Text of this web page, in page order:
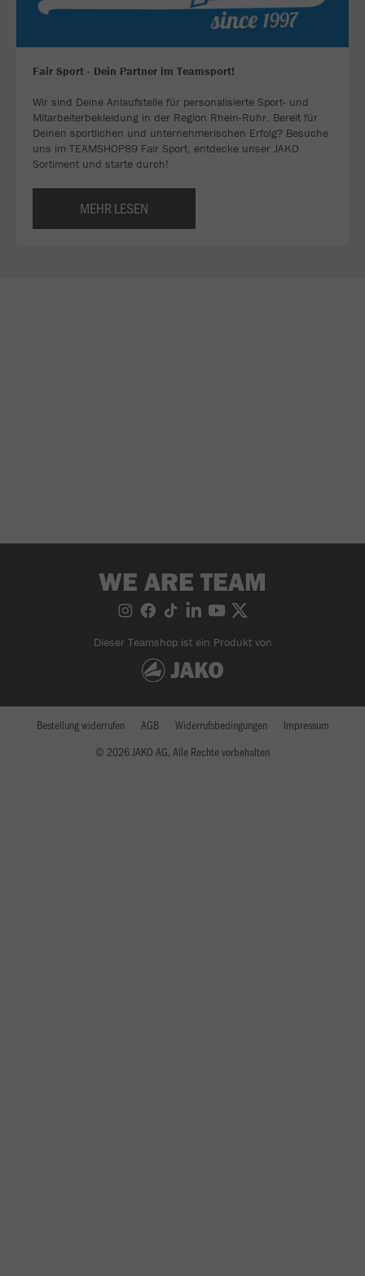
Fair Sport - Dein Partner im Teamsport!
Wir sind Deine Anlaufstelle für personalisierte Sport- und
Mitarbeiterbekleidung in der Region Rhein-Ruhr. Bereit für
Deinen sportlichen und unternehmerischen Erfolg? Besuche
uns im TEAMSHOP89 Fair Sport, entdecke unser JAKO
Sortiment und starte durch!
MEHR LESEN
WE ARE TEAM
Dieser Teamshop ist ein Produkt von
© 2026 JAKO AG, Alle Rechte vorbehalten
Bestellung widerrufen AGB Widerrufsbedingungen Impressum